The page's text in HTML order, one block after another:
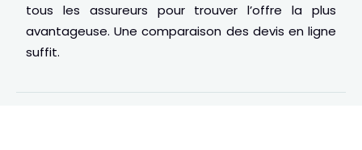
tous les assureurs pour trouver l’offre la plus
avantageuse. Une comparaison des devis en ligne
suffit.